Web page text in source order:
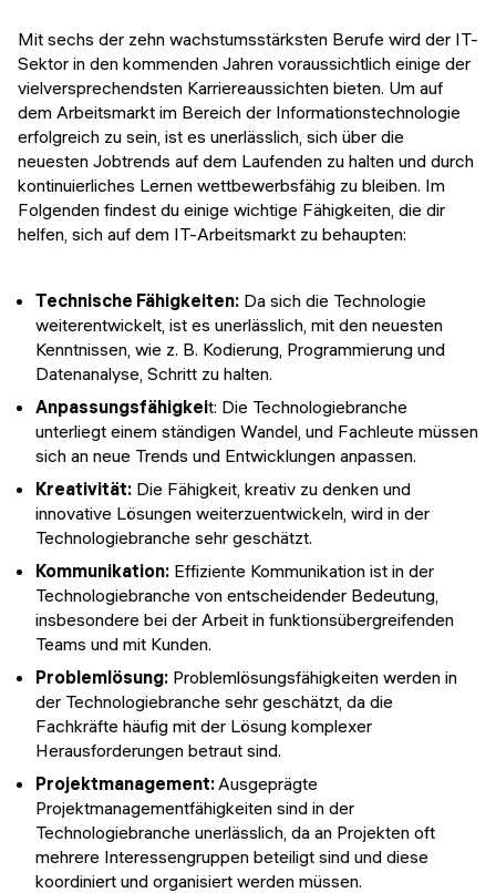
Mit sechs der zehn wachstumsstärksten Berufe wird der IT-
Sektor in den kommenden Jahren voraussichtlich einige der
vielversprechendsten Karriereaussichten bieten. Um auf
dem Arbeitsmarkt im Bereich der Informationstechnologie
erfolgreich zu sein, ist es unerlässlich, sich über die
neuesten Jobtrends auf dem Laufenden zu halten und durch
kontinuierliches Lernen wettbewerbsfähig zu bleiben. Im
Folgenden findest du einige wichtige Fähigkeiten, die dir
helfen, sich auf dem IT-Arbeitsmarkt zu behaupten:
Technische Fähigkeiten: Da sich die Technologie
weiterentwickelt, ist es unerlässlich, mit den neuesten
Kenntnissen, wie z. B. Kodierung, Programmierung und
Datenanalyse, Schritt zu halten.
Anpassungsfähigkeit: Die Technologiebranche
unterliegt einem ständigen Wandel, und Fachleute müssen
sich an neue Trends und Entwicklungen anpassen.
Kreativität: Die Fähigkeit, kreativ zu denken und
innovative Lösungen weiterzuentwickeln, wird in der
Technologiebranche sehr geschätzt.
Kommunikation: Effiziente Kommunikation ist in der
Technologiebranche von entscheidender Bedeutung,
insbesondere bei der Arbeit in funktionsübergreifenden
Teams und mit Kunden.
Problemlösung: Problemlösungsfähigkeiten werden in
der Technologiebranche sehr geschätzt, da die
Fachkräfte häufig mit der Lösung komplexer
Herausforderungen betraut sind.
Projektmanagement:Ausgeprägte
Projektmanagementfähigkeiten sind in der
Technologiebranche unerlässlich, da an Projekten oft
mehrere Interessengruppen beteiligt sind und diese
koordiniert und organisiert werden müssen.